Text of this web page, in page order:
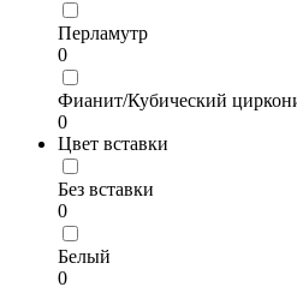
Перламутр
0
Фианит/Кубический
0
Цвет вставки
Без вставки
0
Белый
0